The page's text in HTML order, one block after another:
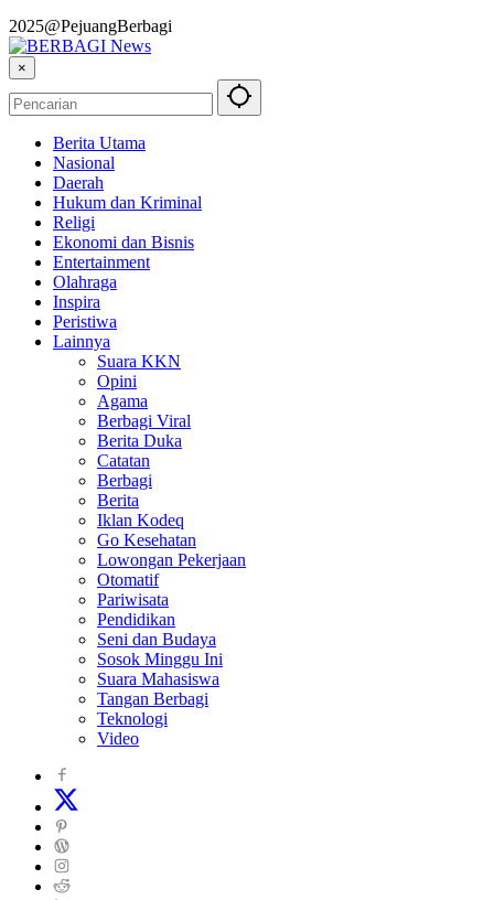
2025@PejuangBerbagi
×
Berita Utama
Nasional
Daerah
Hukum dan Kriminal
Religi
Ekonomi dan Bisnis
Entertainment
Olahraga
Inspira
Peristiwa
Lainnya
Suara KKN
Opini
Agama
Berbagi Viral
Berita Duka
Catatan
Berbagi
Berita
Iklan Kodeq
Go Kesehatan
Lowongan Pekerjaan
Otomatif
Pariwisata
Pendidikan
Seni dan Budaya
Sosok Minggu Ini
Suara Mahasiswa
Tangan Berbagi
Teknologi
Video